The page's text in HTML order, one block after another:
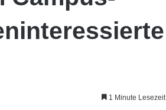
1 Minute Lesezeit